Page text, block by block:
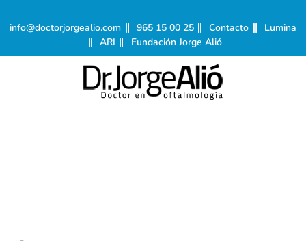
info@doctorjorgealio.com 965 15 00 25 Contacto
Lumina
ARI
Fundación Jorge Alió